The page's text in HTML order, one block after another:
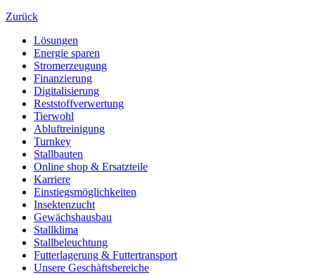
Zurück
Lösungen
Energie sparen
Stromerzeugung
Finanzierung
Digitalisierung
Reststoffverwertung
Tierwohl
Abluftreinigung
Turnkey
Stallbauten
Online shop & Ersatzteile
Karriere
Einstiegsmöglichkeiten
Insektenzucht
Gewächshausbau
Stallklima
Stallbeleuchtung
Futterlagerung & Futtertransport
Unsere Geschäftsbereiche